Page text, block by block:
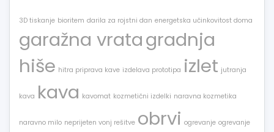
3D tiskanje bioritem darila za rojstni dan energetska učinkovitost doma
garažna vratagradnja
hiše hitra priprava kave izdelava prototipa izlet jutranja
kava kava kavomat kozmetični izdelki naravna kozmetika
naravno milo neprijeten vonj rešitve obrvi ogrevanje ogrevanje